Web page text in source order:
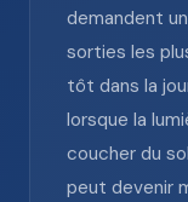
demandent
sorties les
tôt dans la
lorsque la
coucher du
peut devenir